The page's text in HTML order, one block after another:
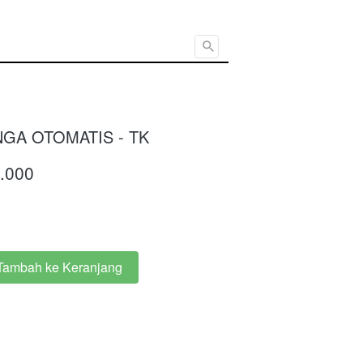
OTOMATIS - TK
ke Keranjang